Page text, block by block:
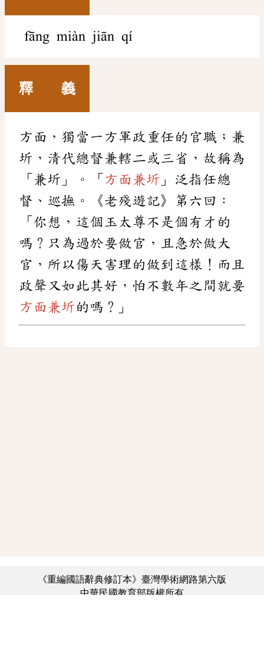
fāng miàn jiān qí
釋 義
方面，獨當一方軍政重任的官職；兼
圻，清代總督兼轄二或三省，故稱為
「兼圻」。「 方面兼圻 」泛指任總
督、巡撫。《老殘遊記》第六回：
「你想，這個玉太尊不是個有才的
嗎？只為過於要做官，且急於做大
官，所以傷天害理的做到這樣！而且
政聲又如此其好，怕不數年之間就要
方面兼圻的嗎？」
《重編國語辭典修訂本》臺灣學術網路第六版
中華民國教育部版權所有